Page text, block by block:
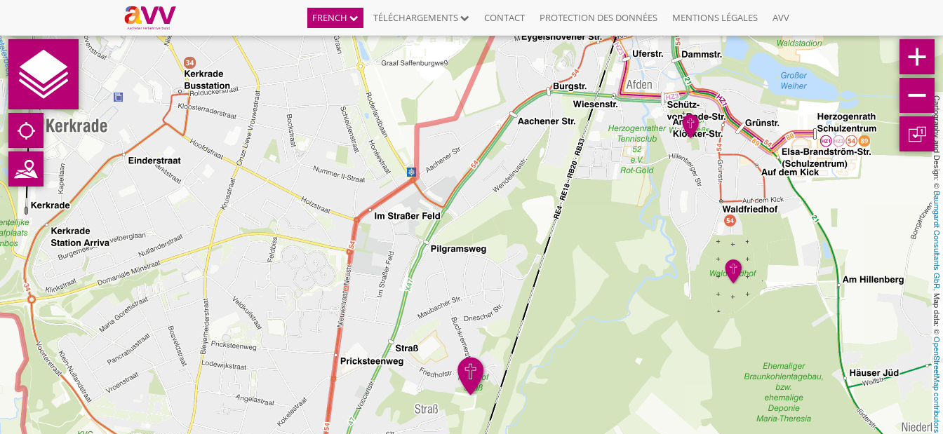
FRENCH TÉLÉCHARGEMENTS CONTACT PROTECTION DES DONNÉES MENTIONS LÉGALES AVV
Cartography and Design: ©
Baumgardt Consultants GbR
, Map data: ©
OpenStreetMap contributors
1